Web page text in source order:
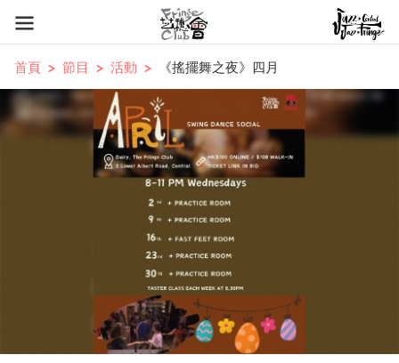
首頁 節目 活動 《搖擺舞之夜》四月